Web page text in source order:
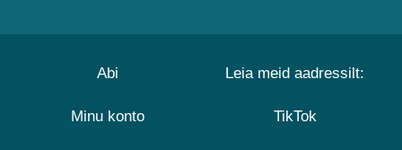
Abi
Minu konto
Leia meid aadressilt:
TikTok